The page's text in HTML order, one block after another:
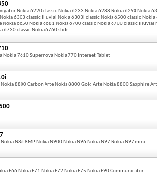
Nokia 6220 classic Nokia 6233 Nokia 6288 Nokia 6290 Nokia
6303 classic Illuvial Nokia 6303i classic Nokia 6500 classic
Nokia 6650 Nokia 6681 Nokia 6700 classic Nokia 6700 classic Illuvial
6730 classic Nokia 6760 slide
Nokia 7610 Supernova Nokia 770 Internet Tablet
8800 Carbon Arte Nokia 8800 Gold Arte Nokia 8800 Sapphire
N86 8MP Nokia N900 Nokia N96 Nokia N97 Nokia N97 mini
E66 Nokia E71 Nokia E72 Nokia E75 Nokia E90 Communicator